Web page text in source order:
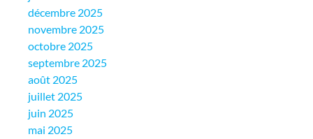
décembre 2025
novembre 2025
octobre 2025
septembre 2025
août 2025
juillet 2025
juin 2025
mai 2025